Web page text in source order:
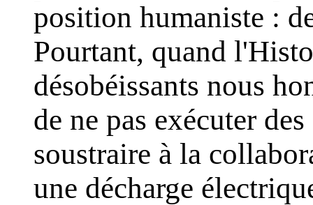
position humaniste :
Pourtant, quand
désobéissants nous
de ne pas exécuter
soustraire à la
une décharge